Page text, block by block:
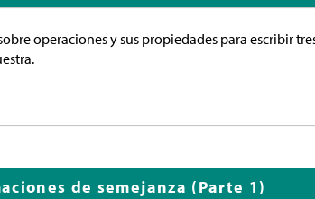
operaciones y sus propiedades para escribir
de semejanza (Parte 1)